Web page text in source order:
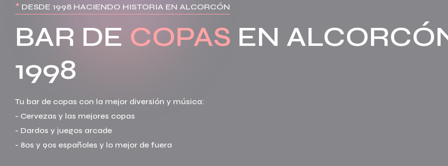
* DESDE 1998 HACIENDO HISTORIA EN ALCORCÓN
BAR DE COPAS EN
1998
Tu bar de copas con la mejor diversión y música:
- Cervezas y las mejores copas
- Dardos y juegos arcade
- 80s y 90s españoles y lo mejor de fuera